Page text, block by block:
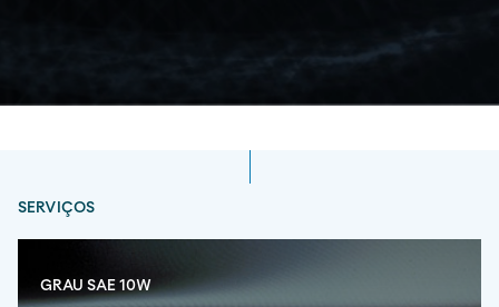
SERVIÇOS
GRAU SAE 10W